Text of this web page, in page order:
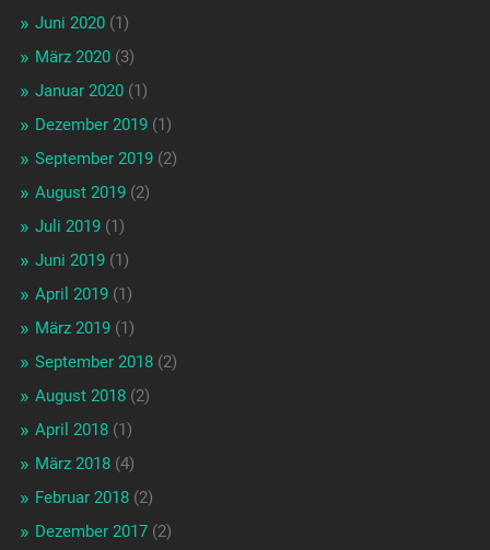
Juni 2020(1)
März 2020(3)
Januar 2020(1)
Dezember 2019(1)
September 2019(2)
August 2019(2)
Juli 2019(1)
Juni 2019(1)
April 2019(1)
März 2019(1)
September 2018(2)
August 2018(2)
April 2018(1)
März 2018(4)
Februar 2018(2)
Dezember 2017(2)